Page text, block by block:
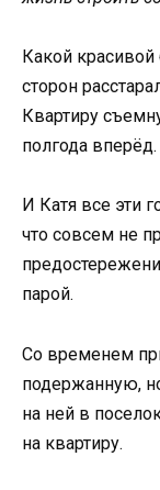
Какой
сторон
Квартиру
полгода
И Катя все эти
что совсем не
парой.
Со временем
подержанную,
на ней в
на квартиру.